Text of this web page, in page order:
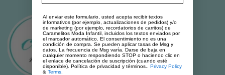
Al enviar este formulario, usted acepta recibir textos
informativos (por ejemplo, actualizaciones de pedidos) y/o
de marketing (por ejemplo, recordatorios de carritos) de
Caramelitos Moda Infantil, incluidos los textos enviados por
el marcador automático. El consentimiento no es una
condición de compra. Se pueden aplicar tasas de Msg y
datos. La frecuencia de Msg varía. Darse de baja en
cualquier momento respondiendo STOP o haciendo clic en
el enlace de cancelación de suscripción (cuando esté
disponible). Política de privacidad y términos.. Privacy Policy
& Terms